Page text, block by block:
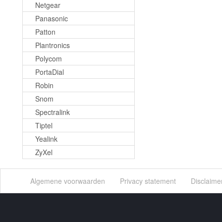
Netgear
Panasonic
Patton
Plantronics
Polycom
PortaDial
Robin
Snom
Spectralink
Tiptel
Yealink
ZyXel
Algemene voorwaarden Privacy statement